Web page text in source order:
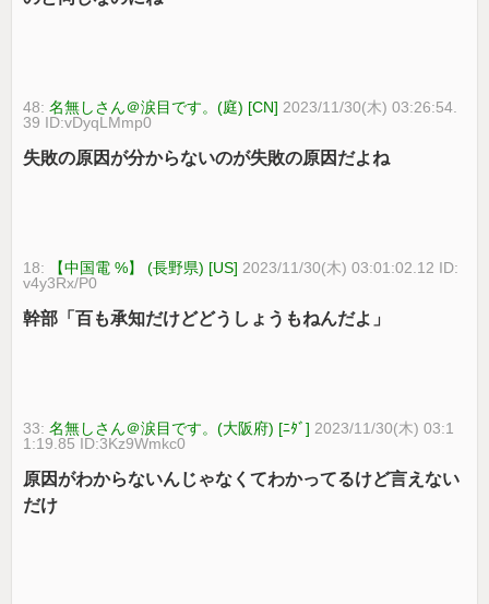
48:名無しさん＠涙目です。(庭) [CN] 2023/11/30(木) 03:26:54.
39 ID:vDyqLMmp0
失敗の原因が分からないのが失敗の原因だよね
18: 【中国電 %】 (長野県) [US] 2023/11/30(木) 03:01:02.12 ID:
v4y3Rx/P0
幹部「百も承知だけどどうしょうもねんだよ」
33:名無しさん＠涙目です。(大阪府) [ﾆﾀﾞ] 2023/11/30(木) 03:1
1:19.85 ID:3Kz9Wmkc0
原因がわからないんじゃなくてわかってるけど言えない
だけ